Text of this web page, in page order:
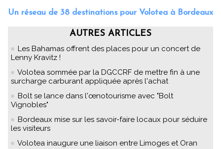
Un réseau de 38 destinations pour Volotea à Bordeaux
AUTRES ARTICLES
Les Bahamas offrent des places pour un concert de
Lenny Kravitz !
Volotea sommée par la DGCCRF de mettre fin à une
surcharge carburant appliquée après l'achat
Bolt se lance dans l'œnotourisme avec "Bolt
Vignobles"
Bordeaux mise sur les savoir-faire locaux pour séduire
les visiteurs
Volotea inaugure une liaison entre Limoges et Oran